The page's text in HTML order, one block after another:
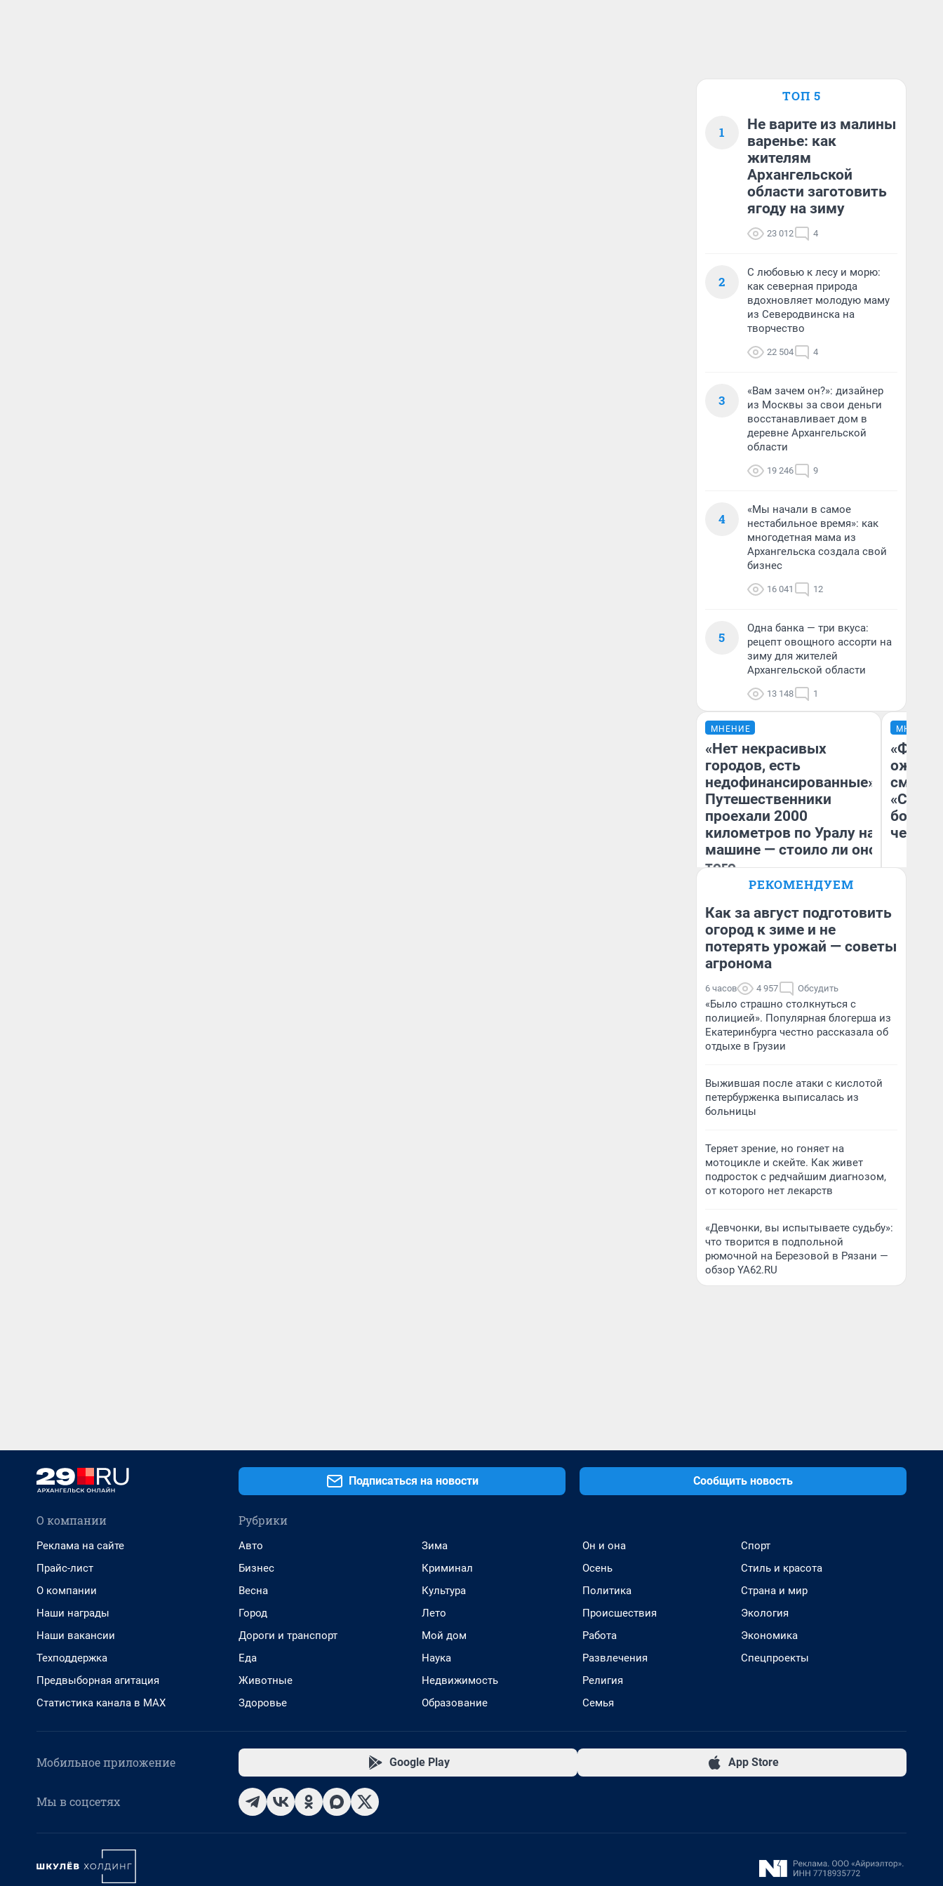
ТОП 5
1
Не варите из малины
варенье: как
жителям
Архангельской
области заготовить
ягоду на зиму
23 012 4
2
С любовью к лесу и морю:
как северная природа
вдохновляет молодую маму
из Северодвинска на
творчество
22 504 4
3
«Вам зачем он?»: дизайнер
из Москвы за свои деньги
восстанавливает дом в
деревне Архангельской
области
19 246 9
4
«Мы начали в самое
нестабильное время»: как
многодетная мама из
Архангельска создала свой
бизнес
16 041 12
5
Одна банка — три вкуса:
рецепт овощного ассорти на
зиму для жителей
Архангельской области
13 148 1
МНЕНИЕ
«Нет некрасивых
городов, есть
недофинансированные».
Путешественники
проехали 2000
километров по Уралу на
машине — стоило ли оно
того
Екатерина Литкевич
МНЕНИЕ
РЕКОМЕНДУЕМ
Как за август подготовить
огород к зиме и не
потерять урожай — советы
агронома
6 часов 4 957 Обсудить
«Было страшно столкнуться с
полицией». Популярная блогерша из
Екатеринбурга честно рассказала об
отдыхе в Грузии
Выжившая после атаки с кислотой
петербурженка выписалась из
больницы
Теряет зрение, но гоняет на
мотоцикле и скейте. Как живет
подросток с редчайшим диагнозом,
от которого нет лекарств
«Девчонки, вы испытываете судьбу»:
что творится в подпольной
рюмочной на Березовой в Рязани —
обзор YA62.RU
Подписаться на новости Сообщить новость
О компании
Реклама на сайте
Прайс-лист
О компании
Наши награды
Наши вакансии
Техподдержка
Предвыборная агитация
Статистика канала в MAX
Рубрики
Авто
Бизнес
Весна
Город
Дороги и транспорт
Еда
Животные
Здоровье
Зима
Криминал
Культура
Лето
Мой дом
Наука
Недвижимость
Образование
Он и она
Осень
Политика
Происшествия
Работа
Развлечения
Религия
Семья
Спорт
Стиль и красота
Страна и мир
Экология
Экономика
Спецпроекты
Мобильное приложение Google Play App Store
Мы в соцсетях